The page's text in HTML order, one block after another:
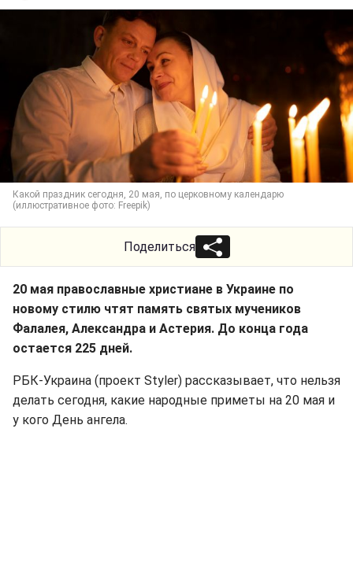
Какой праздник сегодня, 20 мая, по церковному календарю
(иллюстративное фото: Freepik)
Поделиться
20 мая православные христиане в Украине по
новому стилю чтят память святых мучеников
Фалалея, Александра и Астерия. До конца года
остается 225 дней.
РБК-Украина (проект Styler) рассказывает, что нельзя
делать сегодня, какие народные приметы на 20 мая и
у кого День ангела.